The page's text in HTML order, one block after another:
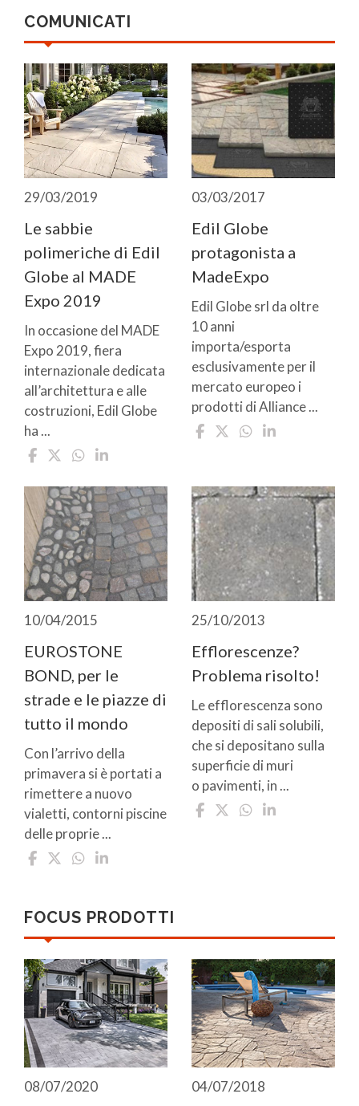
COMUNICATI
29/03/2019
Le sabbie
polimeriche di Edil
Globe al MADE
Expo 2019
In occasione del MADE
Expo 2019, fiera
internazionale dedicata
all’architettura e alle
costruzioni, Edil Globe
ha ...
03/03/2017
Edil Globe
protagonista a
MadeExpo
Edil Globe srl da oltre
10 anni
importa/esporta
esclusivamente per il
mercato europeo i
prodotti di Alliance ...
10/04/2015
EUROSTONE
BOND, per le
strade e le piazze di
tutto il mondo
Con l’arrivo della
primavera si è portati a
rimettere a nuovo
vialetti, contorni piscine
delle proprie ...
25/10/2013
Efflorescenze?
Problema risolto!
Le efflorescenza sono
depositi di sali solubili,
che si depositano sulla
superficie di muri
o pavimenti, in ...
FOCUS PRODOTTI
08/07/2020
04/07/2018